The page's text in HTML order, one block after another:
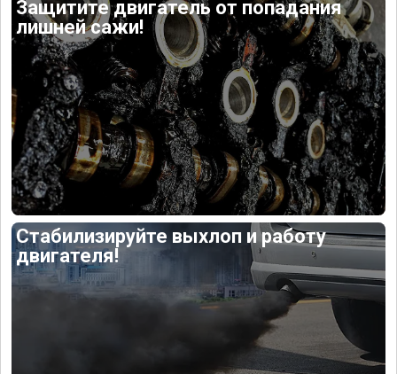
Защитите двигатель от попадания
лишней сажи!
Стабилизируйте выхлоп и работу
двигателя!